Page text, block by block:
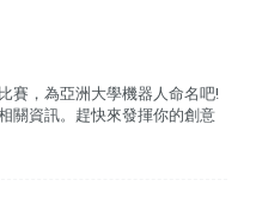
賽，為亞洲大學機器人命名吧!
關資訊。趕快來發揮你的創意